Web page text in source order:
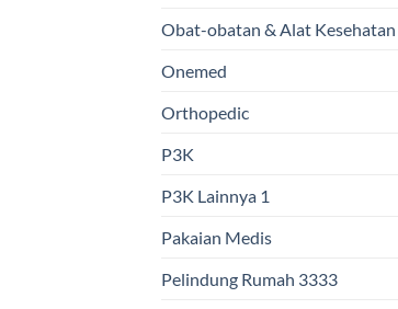
Obat-obatan & Alat Kesehatan
Onemed
Orthopedic
P3K
P3K Lainnya 1
Pakaian Medis
Pelindung Rumah 3333